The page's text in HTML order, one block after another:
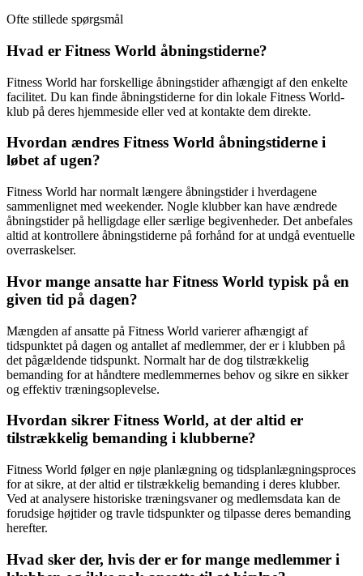
Ofte stillede spørgsmål
Hvad er Fitness World åbningstiderne?
Fitness World har forskellige åbningstider afhængigt af den enkelte
facilitet. Du kan finde åbningstiderne for din lokale Fitness World-
klub på deres hjemmeside eller ved at kontakte dem direkte.
Hvordan ændres Fitness World åbningstiderne i
løbet af ugen?
Fitness World har normalt længere åbningstider i hverdagene
sammenlignet med weekender. Nogle klubber kan have ændrede
åbningstider på helligdage eller særlige begivenheder. Det anbefales
altid at kontrollere åbningstiderne på forhånd for at undgå eventuelle
overraskelser.
Hvor mange ansatte har Fitness World typisk på en
given tid på dagen?
Mængden af ansatte på Fitness World varierer afhængigt af
tidspunktet på dagen og antallet af medlemmer, der er i klubben på
det pågældende tidspunkt. Normalt har de dog tilstrækkelig
bemanding for at håndtere medlemmernes behov og sikre en sikker
og effektiv træningsoplevelse.
Hvordan sikrer Fitness World, at der altid er
tilstrækkelig bemanding i klubberne?
Fitness World følger en nøje planlægning og tidsplanlægningsproces
for at sikre, at der altid er tilstrækkelig bemanding i deres klubber.
Ved at analysere historiske træningsvaner og medlemsdata kan de
forudsige højtider og travle tidspunkter og tilpasse deres bemanding
herefter.
Hvad sker der, hvis der er for mange medlemmer i